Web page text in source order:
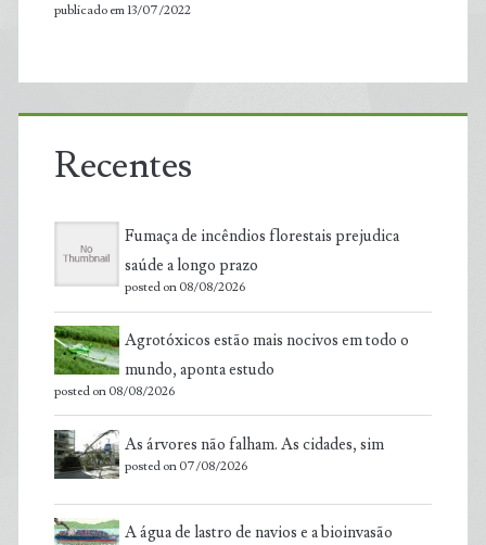
publicado em 13/07/2022
Recentes
Fumaça de incêndios florestais prejudica
saúde a longo prazo
posted on 08/08/2026
Agrotóxicos estão mais nocivos em todo o
mundo, aponta estudo
posted on 08/08/2026
As árvores não falham. As cidades, sim
posted on 07/08/2026
A água de lastro de navios e a bioinvasão